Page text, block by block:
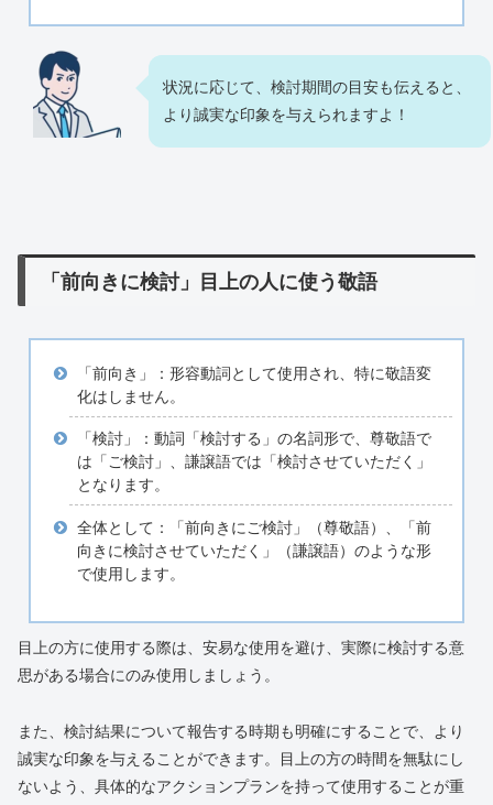
状況に応じて、検討期間の目安も伝えると、
より誠実な印象を与えられますよ！
「前向きに検討」目上の人に使う敬語
「前向き」：形容動詞として使用され、特に敬語変
化はしません。
「検討」：動詞「検討する」の名詞形で、尊敬語で
は「ご検討」、謙譲語では「検討させていただく」
となります。
全体として：「前向きにご検討」（尊敬語）、「前
向きに検討させていただく」（謙譲語）のような形
で使用します。
目上の方に使用する際は、安易な使用を避け、実際に検討する意
思がある場合にのみ使用しましょう。
また、検討結果について報告する時期も明確にすることで、より
誠実な印象を与えることができます。目上の方の時間を無駄にし
ないよう、具体的なアクションプランを持って使用することが重